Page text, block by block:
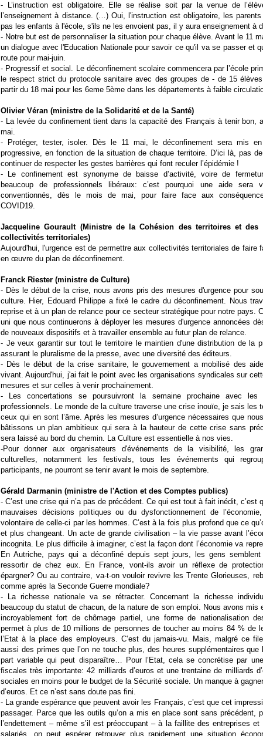
-
L’instruction est obligatoire. Elle se réalise soit par la venue de
l’enseignement à distance. (…) Oui, l'instruction est obligatoire, les
pas les enfants à l'école, s'ils ne les envoient pas, il y aura enseignement à
- Notre but est de personnaliser la situation pour chaque élève. Avant le 11
un dialogue avec l'Education Nationale pour savoir ce qu'il va se passer et
route pour mai-juin.
- Progressif et social. Le déconfinement scolaire commencera par l’école
le respect strict du protocole sanitaire avec des groupes de - de 15
partir du 18 mai pour les 6eme 5ème dans les départements à faible
Olivier Véran (ministre de la Solidarité et de la Santé)
- La levée du confinement tient dans la capacité des Français à tenir bon,
mai.
-
Protéger, tester, isoler. Dès le 11 mai, le déconfinement sera mis
progressive, en fonction de la situation de chaque territoire. D’ici là, pas
continuer de respecter les gestes barrières qui font reculer l’épidémie !
-
Le confinement est synonyme de baisse d’activité, voire de
beaucoup de professionnels libéraux: c’est pourquoi une aide sera
conventionnés, dès le mois de mai, pour faire face aux
COVID19.
Jacqueline Gourault (Ministre de la Cohésion des territoireset des
collectivités territoriales)
Aujourd'hui, l'urgence est de permettre aux collectivités territoriales de faire
en œuvre du plan de déconfinement.
Franck Riester (ministre de Culture)
- Dès le début de la crise, nous avons pris des mesures d'urgence pour
culture. Hier, Edouard Philippe a fixé le cadre dudéconfinement. Nous
reprise et à un plan de relance pour ce secteur stratégique pour notre pays.
uni que nous continuerons à déployer les mesures d'urgence annoncées
de nouveaux dispositifs et à travailler ensemble au futur plan de relance.
- Je veux garantir sur tout le territoire le maintien d'une distribution de la
assurant le pluralisme de la presse, avec une diversité des éditeurs.
- Dès le début de la crise sanitaire, legouvernement a mobilisé des
vivant. Aujourd'hui, j'ai fait le point avec les organisations syndicales sur
mesures et sur celles à venir prochainement.
-
Les concertations se poursuivront la semaine prochaine avec
professionnels. Le monde de la culture traverse une crise inouïe, je sais les
ceux qui en sont l’âme. Après les mesures d’urgence nécessaires que
bâtissons un plan ambitieux qui sera à la hauteur de cette crise sans
sera laissé au bord du chemin. La Culture est essentielle à nos vies.
-Pour donner aux organisateurs d'événements de la visibilité, les
culturelles, notamment les festivals, tous les événements qui
participants, ne pourront se tenir avant le mois de septembre.
Gérald Darmanin (ministre de l'Action et des Comptes publics)
- C’est une crise qui n’a pas de précédent. Ce qui est tout à fait inédit, c’est
mauvaises décisions politiques ou du dysfonctionnement de
volontaire de celle-ci par les hommes. C’est à la fois plus profond que ce
et plus changeant. Un acte de grande civilisation – la vie passe avant
incognita. Le plus difficile à imaginer, c’est la façon dont l’économie va
En Autriche, pays qui a déconfiné depuis sept jours, les gens
ressortir de chez eux. En France, vont-ils avoir un réflexe de
épargner? Ou au contraire, va-t-on vouloir revivre les Trente Glorieuses,
comme après la Seconde Guerre mondiale?
- La richesse nationale va se rétracter. Concernant la richesse
beaucoup du statut de chacun, de la nature de son emploi. Nous avons mis
incroyablement fort de chômage partiel, une forme de nationalisation
permet à plus de 10 millions de personnes de toucher au moins 84 % de
l’Etat à la place des employeurs. C’est du jamais-vu. Mais, malgré ce
aussi des primes que l’on ne touche plus, des heures supplémentaires que
part variable qui peut disparaître… Pour l’Etat, cela se concrétise par
fiscales très importante: 42 milliards d’euros et une trentaine de milliards
sociales en moins pour le budget de la Sécurité sociale. Un manque à
d’euros. Et ce n’est sans doute pas fini.
- La grande espérance que peuvent avoir les Français, c’est que cet
passager. Parce que les outils qu’on a mis en place sont sans précédent,
l’endettement – même s’il est préoccupant – à la faillite des entreprises
salariés, on peut espérer retrouver plus rapidement une situation